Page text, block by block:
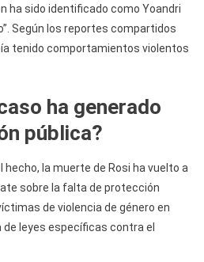
ha sido identificado como Yoandri
Según los reportes compartidos
tenido comportamientos violentos
ha generado
pública?
hecho, la muerte de Rosi ha vuelto a
sobre la falta de protección
de violencia de género en
leyes específicas contra el